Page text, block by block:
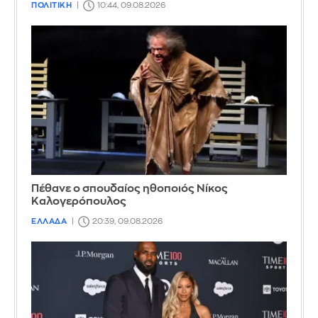
ΠΟΛΙΤΙΚΗ 10:44, 09.08.2026
Πέθανε ο σπουδαίος ηθοποιός Νίκος
Καλογερόπουλος
ΕΛΛΑΔΑ 20:39, 09.08.2026